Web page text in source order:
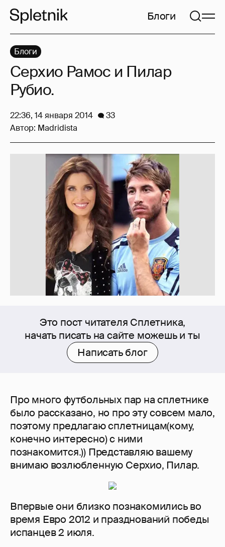
Блоги
Это пост читателя Сплетника,
начать писать на сайте можешь и ты
Написать блог
Про много футбольных пар на сплетнике
было рассказано, но про эту совсем мало,
поэтому предлагаю сплетницам(кому,
конечно интересно) с ними
познакомится.)) Представляю вашему
внимаю возлюбленную Серхио, Пилар.
Впервые они близко познакомились во
время Евро 2012 и празднований победы
испанцев 2 июля.
Блоги
Серхио Рамос и Пилар
Рубио.
22:36, 14 января 2014
33
Автор: Madridista